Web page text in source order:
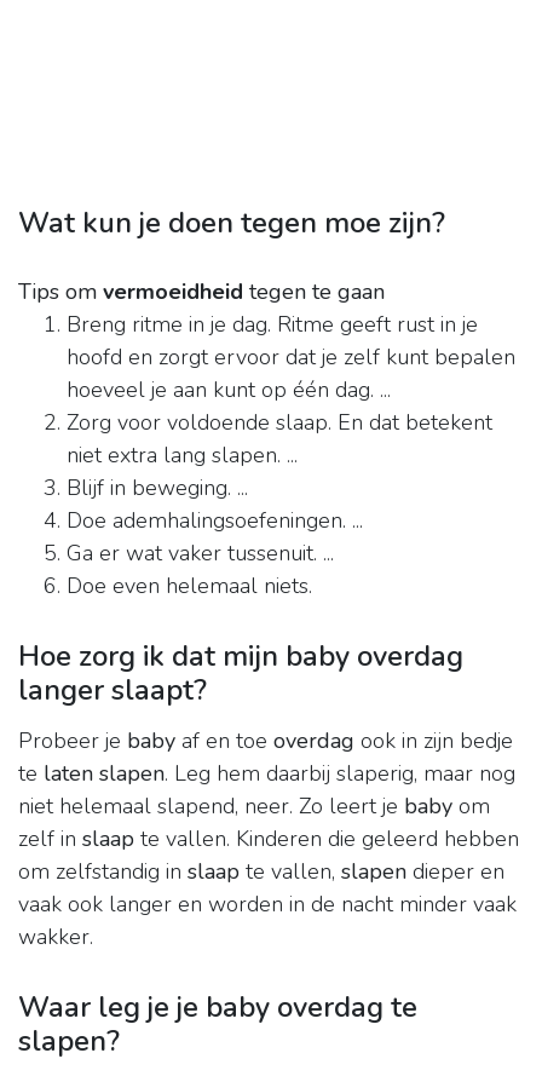
Wat kun je doen tegen moe zijn?
Tips om vermoeidheid tegen te gaan
Breng ritme in je dag. Ritme geeft rust in je
hoofd en zorgt ervoor dat je zelf kunt bepalen
hoeveel je aan kunt op één dag. ...
Zorg voor voldoende slaap. En dat betekent
niet extra lang slapen. ...
Blijf in beweging. ...
Doe ademhalingsoefeningen. ...
Ga er wat vaker tussenuit. ...
Doe even helemaal niets.
Hoe zorg ik dat mijn baby overdag
langer slaapt?
Probeer je baby af en toe overdag ook in zijn bedje
te laten slapen. Leg hem daarbij slaperig, maar nog
niet helemaal slapend, neer. Zo leert je baby om
zelf in slaap te vallen. Kinderen die geleerd hebben
om zelfstandig in slaap te vallen, slapen dieper en
vaak ook langer en worden in de nacht minder vaak
wakker.
Waar leg je je baby overdag te
slapen?